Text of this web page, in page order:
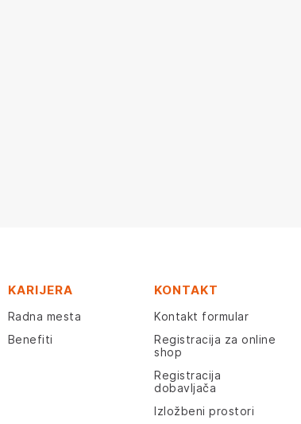
KARIJERA
Radna mesta
Benefiti
KONTAKT
Kontakt formular
Registracija za online
shop
Registracija
dobavljača
Izložbeni prostori